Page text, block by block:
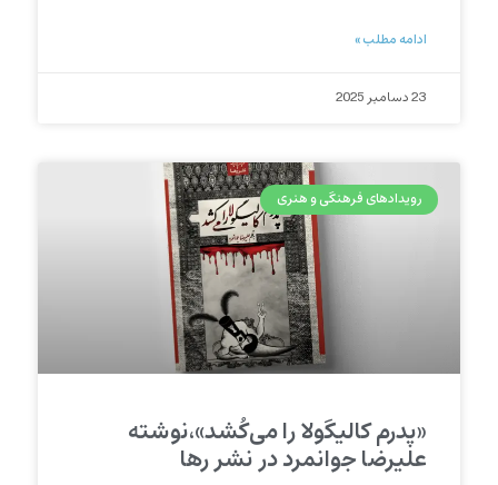
ادامه مطلب »
23 دسامبر 2025
رویدادهای فرهنگی و هنری
«پدرم کالیگولا را می‌کُشد»،نوشته
علیرضا جوانمرد در نشر رها